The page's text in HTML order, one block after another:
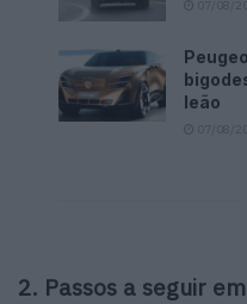
leão
2. Passos a seguir